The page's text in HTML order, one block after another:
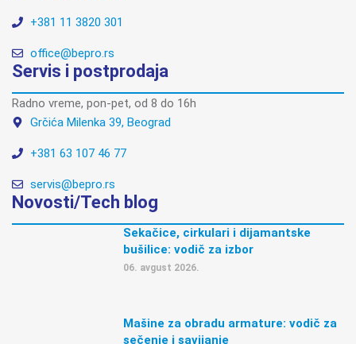
+381 11 3820 301
office@bepro.rs
Servis i postprodaja
Radno vreme, pon-pet, od 8 do 16h
Grčića Milenka 39, Beograd
+381 63 107 46 77
servis@bepro.rs
Novosti/Tech blog
Sekačice, cirkulari i dijamantske
bušilice: vodič za izbor
06. avgust 2026.
Mašine za obradu armature: vodič za
sečenje i savijanje